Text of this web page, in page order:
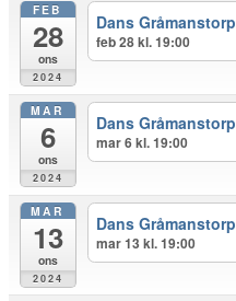
FEB
28
ons
2024
Dans Gråmanstorp
feb 28 kl. 19:00
MAR
6
ons
2024
Dans Gråmanstorp
mar 6 kl. 19:00
MAR
13
ons
2024
Dans Gråmanstorp
mar 13 kl. 19:00